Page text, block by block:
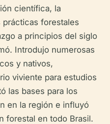
científica, la
forestales
a principios del siglo
Introdujo numerosas
y nativos,
viviente para estudios
las bases para los
en la región e influyó
forestal en todo Brasil.